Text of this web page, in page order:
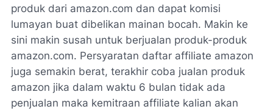
produk dari amazon.com dan dapat komisi
lumayan buat dibelikan mainan bocah. Makin ke
sini makin susah untuk berjualan produk-produk
amazon.com. Persyaratan daftar affiliate amazon
juga semakin berat, terakhir coba jualan produk
amazon jika dalam waktu 6 bulan tidak ada
penjualan maka kemitraan affiliate kalian akan